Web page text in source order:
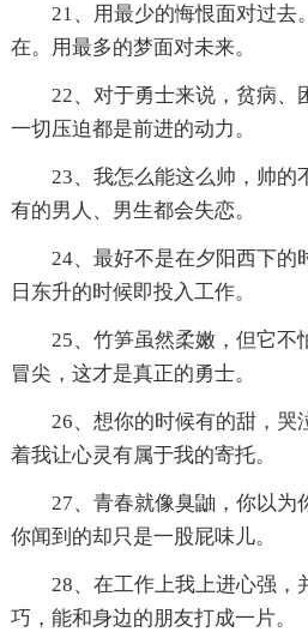
21、用最少的悔恨面对过去
在。用最多的梦面对未来。
22、对于勇士来说，贫病、
一切压迫都是前进的动力。
23、我怎么能这么帅，帅的
有的男人、男生都会失恋。
24、最好不是在夕阳西下的
日东升的时候即投入工作。
25、竹笋虽然柔嫩，但它不
冒尖，这才是真正的勇士。
26、想你的时候有的甜，哭
着我让心灵有属于我的寄托。
27、青春就像臭鼬，你以为
你闻到的却只是一股屁味儿。
28、在工作上我上进心强，
巧，能和身边的朋友打成一片。